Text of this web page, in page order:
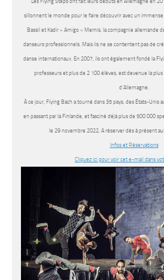
sillonnent le monde pour le faire découvrir avec un immense
Bassil et Kadir « Amigo » Memis, la compagnie allemande
danseurs professionnels. Mais ils ne se contentent pas de
danse internationaux. En 2007, ils ont également fondé la
professeurs et plus de 2 100 élèves, est devenue la
d’Allemagne.
À ce jour, Flying Bach a tourné dans 35 pays, des États-Unis
en passant par la Finlande, et fasciné déjà plus de 500 000
le 29 novembre 2022. A réserver dès à présent
Infos et Réservations
Cliquez ici pour voir cet e-mail dans